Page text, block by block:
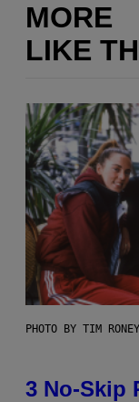
MORE
LIKE
PHOTO BY TIM
3 No-Skip